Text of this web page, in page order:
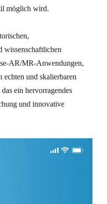
möglich wird.
wissenschaftlichen
AR/MR-Anwendungen,
und skalierbaren
ein hervorragendes
und innovative